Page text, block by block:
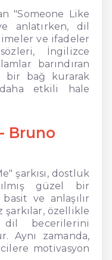
"Someone Like
anlatırken, dil
ve ifadeler
İngilizce
barındıran
bir bağ kurarak
etkili hale
Bruno
şarkısı, dostluk
güzel bir
basit ve anlaşılır
şarkılar, özellikle
becerilerini
Aynı zamanda,
motivasyon